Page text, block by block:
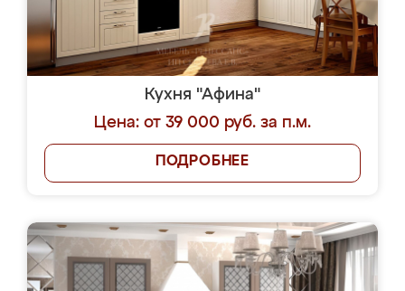
Кухня "Афина"
Цена: от 39 000 руб. за п.м.
ПОДРОБНЕЕ